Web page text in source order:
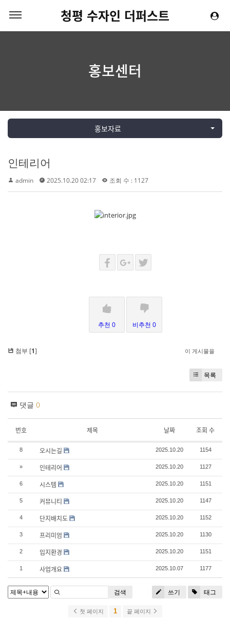
청평 수자인 더퍼스트
홍보센터
홍보자료
인테리어
admin 2025.10.20 02:17 조회 수 : 1127
추천 0 비추천 0
첨부 [1] 이 게시물을
목록
댓글 0
번호 제목 날짜 조회 수
8 오시는길 2025.10.20 1154
» 인테리어 2025.10.20 1127
6 시스템 2025.10.20 1151
5 커뮤니티 2025.10.20 1147
4 단지배치도 2025.10.20 1152
3 프리미엄 2025.10.20 1130
2 입지환경 2025.10.20 1151
1 사업개요 2025.10.07 1177
쓰기 태그
검색
첫 페이지 1 끝 페이지